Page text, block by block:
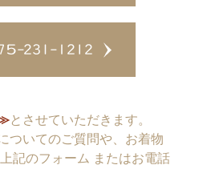
とさせていただきます。
ついてのご質問や、お着物
記のフォーム またはお電話